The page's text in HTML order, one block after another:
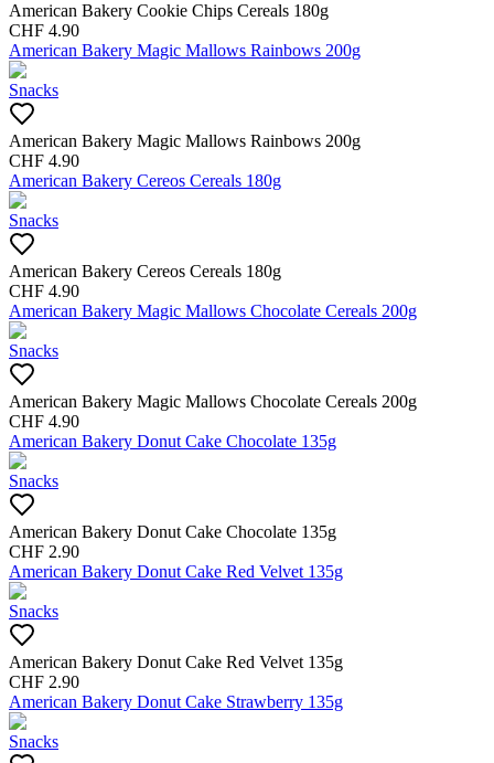
American Bakery Cookie Chips Cereals 180g
CHF 4.90
American Bakery Magic Mallows Rainbows 200g
Snacks
American Bakery Magic Mallows Rainbows 200g
CHF 4.90
American Bakery Cereos Cereals 180g
Snacks
American Bakery Cereos Cereals 180g
CHF 4.90
American Bakery Magic Mallows Chocolate Cereals 200g
Snacks
American Bakery Magic Mallows Chocolate Cereals 200g
CHF 4.90
American Bakery Donut Cake Chocolate 135g
Snacks
American Bakery Donut Cake Chocolate 135g
CHF 2.90
American Bakery Donut Cake Red Velvet 135g
Snacks
American Bakery Donut Cake Red Velvet 135g
CHF 2.90
American Bakery Donut Cake Strawberry 135g
Snacks